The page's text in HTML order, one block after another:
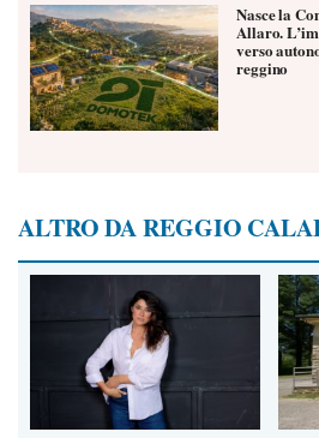
Nasce la
Allaro.
verso
reggino
ALTRO DA REGGIO